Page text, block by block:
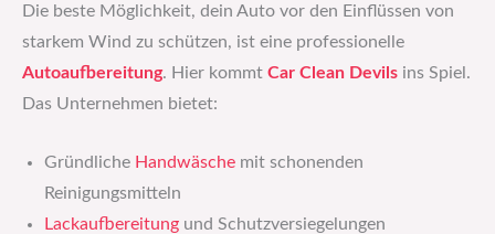
Die beste Möglichkeit, dein Auto vor den Einflüssen von
starkem Wind zu schützen, ist eine professionelle
Autoaufbereitung. Hier kommt Car Clean Devils ins Spiel.
Das Unternehmen bietet:
Gründliche Handwäsche mit schonenden
Reinigungsmitteln
Lackaufbereitung und Schutzversiegelungen